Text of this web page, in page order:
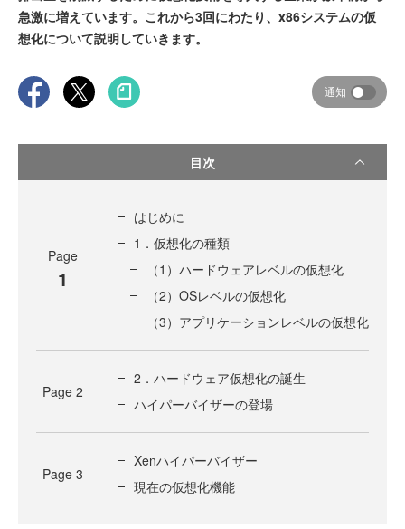
急激に増えています。これから3回にわたり、x86システムの仮
想化について説明していきます。
通知
目次
Page
1
はじめに
1．仮想化の種類
（1）ハードウェアレベルの仮想化
（2）OSレベルの仮想化
（3）アプリケーションレベルの仮想化
Page 2
2．ハードウェア仮想化の誕生
ハイパーバイザーの登場
Page 3
Xenハイパーバイザー
現在の仮想化機能